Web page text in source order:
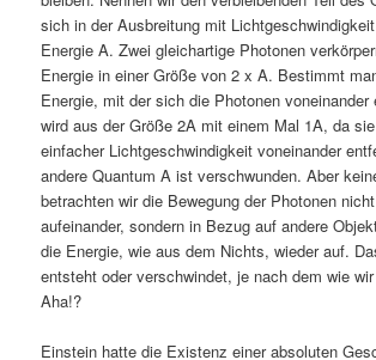
sich in der Ausbreitung mit
Energie A. Zwei gleichartige Photonen
Energie in einer Größe von 2 x A. Bestimmt
Energie, mit der sich die Photonen voneinander
wird aus der Größe 2A mit einem Mal 1A, da
einfacher Lichtgeschwindigkeit voneinander
andere Quantum A ist verschwunden. Aber
betrachten wir die Bewegung der Photonen
aufeinander, sondern in Bezug auf andere
die Energie, wie aus dem Nichts, wieder auf.
entsteht oder verschwindet, je nach dem wie
Aha!?
Einstein hatte die Existenz einer absoluten